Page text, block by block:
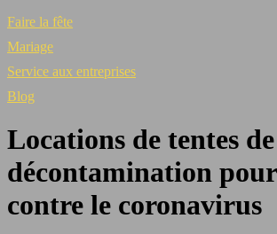
Faire la fête
Mariage
Service aux entreprises
Blog
Locations de tentes de
décontamination
contre le coronavirus